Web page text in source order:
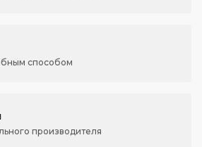
способом
производителя